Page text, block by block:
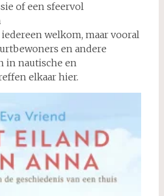
of een sfeervol
welkom, maar vooral
en andere
in nautische en
elkaar hier.